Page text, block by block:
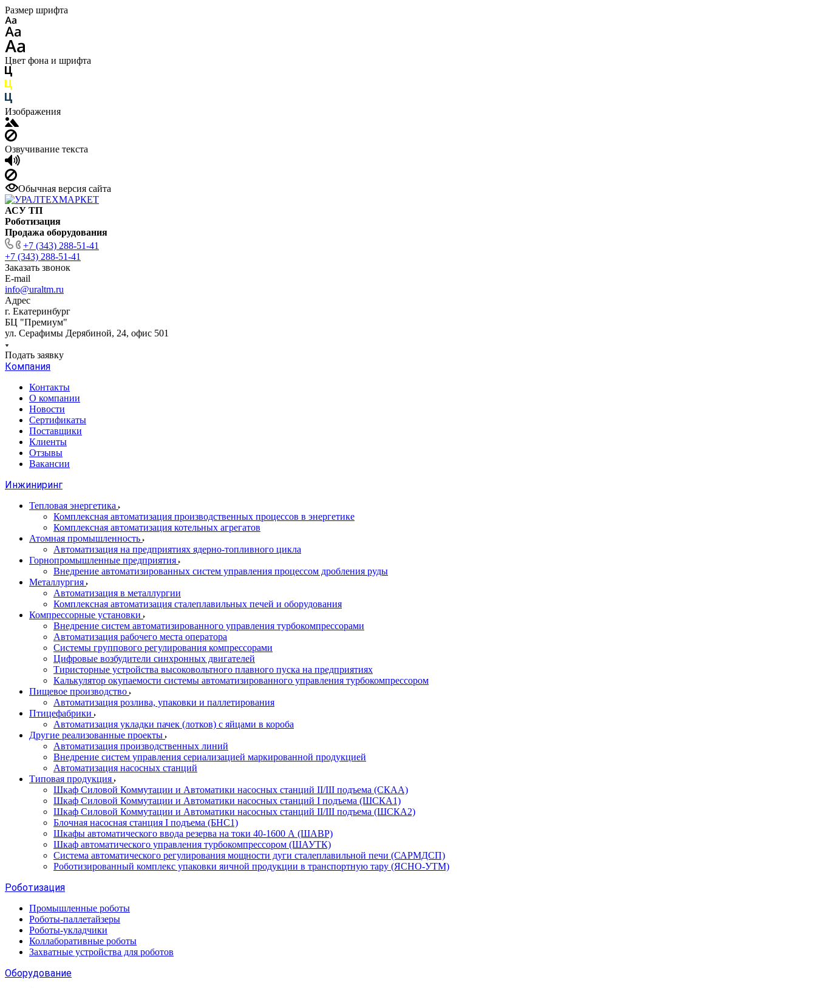
Размер шрифта
Цвет фона и шрифта
Изображения
Озвучивание текста
Обычная версия сайта
АСУ ТП
Роботизация
Продажа оборудования
+7 (343) 288-51-41
+7 (343) 288-51-41
Заказать звонок
E-mail
info@uraltm.ru
Адрес
г. Екатеринбург
БЦ "Премиум"
ул. Серафимы Дерябиной, 24, офис 501
Подать заявку
Компания
Контакты
О компании
Новости
Сертификаты
Поставщики
Клиенты
Отзывы
Вакансии
Инжиниринг
Тепловая энергетика
Комплексная автоматизация производственных процессов в энергетике
Комплексная автоматизация котельных агрегатов
Атомная промышленность
Автоматизация на предприятиях ядерно-топливного цикла
Горнопромышленные предприятия
Внедрение автоматизированных систем управления процессом дробления руды
Металлургия
Автоматизация в металлургии
Комплексная автоматизация сталеплавильных печей и оборудования
Компрессорные установки
Внедрение систем автоматизированного управления турбокомпрессорами
Автоматизация рабочего места оператора
Системы группового регулирования компрессорами
Цифровые возбудители синхронных двигателей
Тиристорные устройства высоковольтного плавного пуска на предприятиях
Калькулятор окупаемости системы автоматизированного управления турбокомпрессором
Пищевое производство
Автоматизация розлива, упаковки и паллетирования
Птицефабрики
Автоматизация укладки пачек (лотков) с яйцами в короба
Другие реализованные проекты
Автоматизация производственных линий
Внедрение систем управления сериализацией маркированной продукцией
Автоматизация насосных станций
Типовая продукция
Шкаф Силовой Коммутации и Автоматики насосных станций II/III подъема (СКАА)
Шкаф Силовой Коммутации и Автоматики насосных станций I подъема (ШСКА1)
Шкаф Силовой Коммутации и Автоматики насосных станций II/III подъема (ШСКА2)
Блочная насосная станция I подъема (БНС1)
Шкафы автоматического ввода резерва на токи 40-1600 А (ШАВР)
Шкаф автоматического управления турбокомпрессором (ШАУТК)
Система автоматического регулирования мощности дуги сталеплавильной печи (САРМДСП)
Роботизированный комплекс упаковки яичной продукции в транспортную тару (ЯСНО-УТМ)
Роботизация
Промышленные роботы
Роботы-паллетайзеры
Роботы-укладчики
Коллаборативные роботы
Захватные устройства для роботов
Оборудование